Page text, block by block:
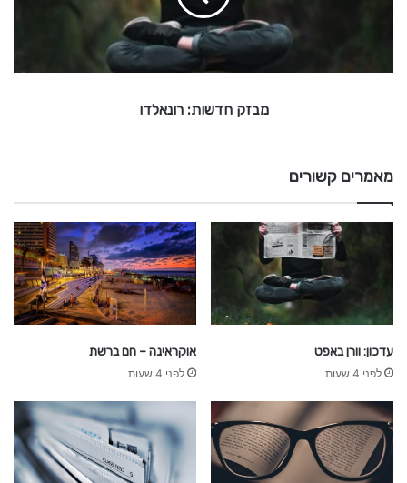
ת
ל
ד
ו
מבזק חדשות: רונאלדו
מאמרים קשורים
עדכון: וורן באפט
לפני 4 שעות
אוקראינה – חם ברשת
לפני 4 שעות